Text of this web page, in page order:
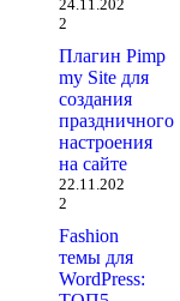
24.11.202
2
Плагин Pimp
my Site для
создания
праздничного
настроения
на сайте
22.11.202
2
Fashion
темы для
WordPress: